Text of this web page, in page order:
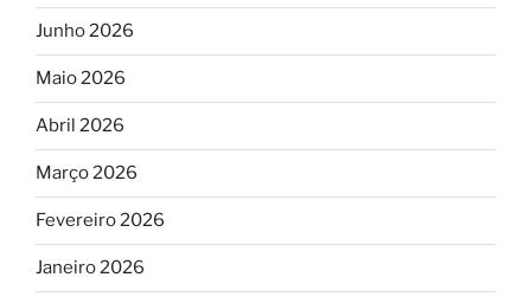
Junho 2026
Maio 2026
Abril 2026
Março 2026
Fevereiro 2026
Janeiro 2026